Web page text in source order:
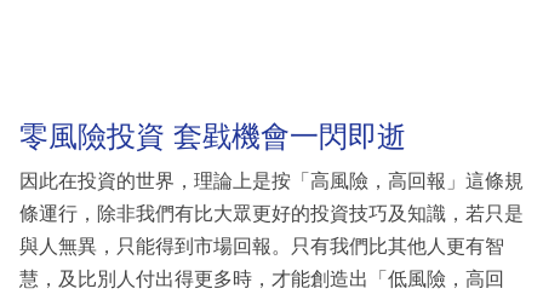
零風險投資 套戥機會一閃即逝
因此在投資的世界，理論上是按「高風險，高回報」這條規
條運行，除非我們有比大眾更好的投資技巧及知識，若只是
與人無異，只能得到市場回報。只有我們比其他人更有智
慧，及比別人付出得更多時，才能創造出「低風險，高回